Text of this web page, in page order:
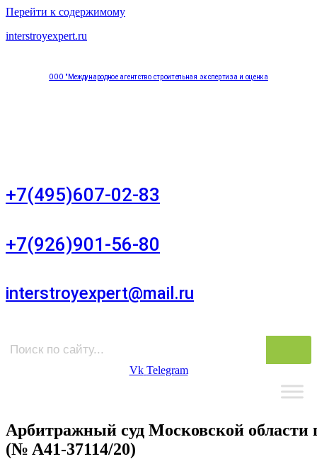
Перейти к содержимому
interstroyexpert.ru
ООО "Международное агентство строительная экспертиза и оценка
+7(495)607-02-83
+7(926)901-56-80
interstroyexpert@mail.ru
Vk Telegram
Арбитражный суд Московской
(№ А41‑37114/20)